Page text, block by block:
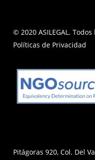
© 2020 ASILEGAL.
Políticas de Privacidad
Pitágoras 920, Col. Del